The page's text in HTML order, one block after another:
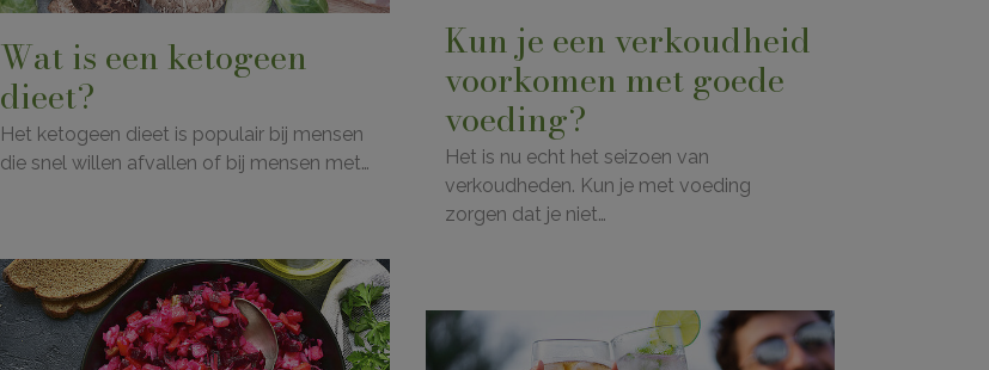
Kun je een verkoudheid
voorkomen met goede
voeding?
Het is nu echt het seizoen van
verkoudheden. Kun je met voeding
zorgen dat je niet…
Wat is een ketogeen
dieet?
Het ketogeen dieet is populair bij mensen
die snel willen afvallen of bij mensen met…